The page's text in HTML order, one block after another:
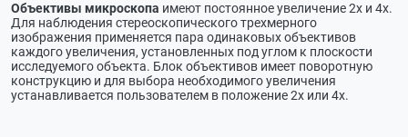
Объективы микроскопа имеют постоянное увеличение 2х и 4х.
Для наблюдения стереоскопического трехмерного
изображения применяется пара одинаковых объективов
каждого увеличения, установленных под углом к плоскости
исследуемого объекта. Блок объективов имеет поворотную
конструкцию и для выбора необходимого увеличения
устанавливается пользователем в положение 2х или 4х.